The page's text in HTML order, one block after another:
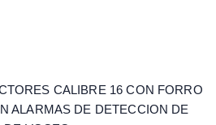
CALIBRE 16 CON FORRO
ALARMAS DE DETECCION DE